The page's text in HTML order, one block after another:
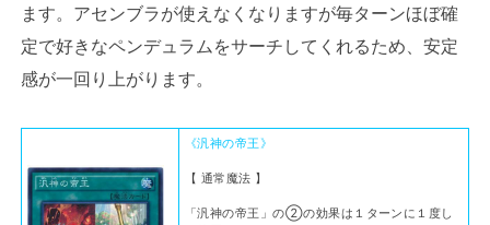
ます。アセンブラが使えなくなりますが毎ターンほぼ確
定で好きなペンデュラムをサーチしてくれるため、安定
感が一回り上がります。
《汎神の帝王》
【 通常魔法 】
「汎神の帝王」の②の効果は１ターンに１度し